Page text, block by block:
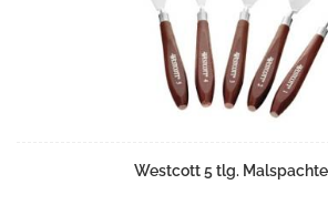
Westcott 5 tlg.